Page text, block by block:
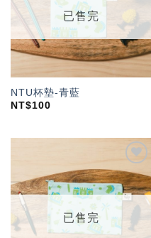
已售完
NTU杯墊-青藍
NT$100
加入
「願
望輕
單」
已售完